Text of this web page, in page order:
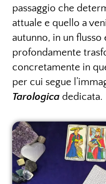
passaggio che
attuale e quello a
autunno, in un
profondamente
concretamente in
per cui segue
Tarologica dedicata.